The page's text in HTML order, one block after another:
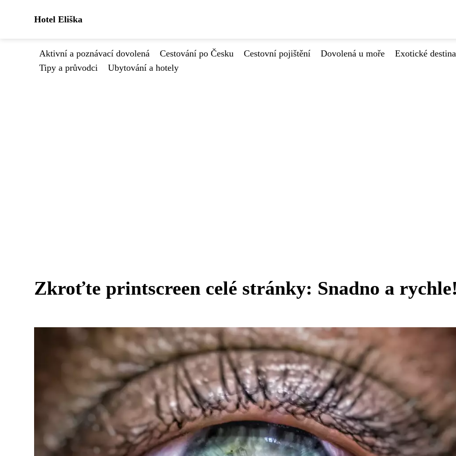
Hotel Eliška
Aktivní a poznávací dovolená Cestování po Česku Cestovní pojištění Dovolená u moře
Exotické
Tipy a průvodci
Ubytování a hotely
Zkroťte printscreen celé stránky: Snadno a